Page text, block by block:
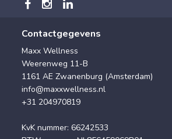
Contactgegevens
Maxx Wellness
Weerenweg 11-B
1161 AE Zwanenburg (Amsterdam)
info@maxxwellness.nl
+31 204970819
KvK nummer: 66242533